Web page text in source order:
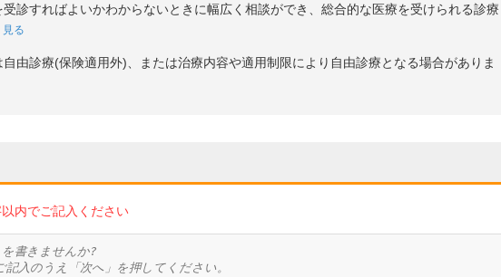
受診すればよいかわからないときに幅広く相談ができ、総合的な医療を受けられる診療
見る
自由診療(保険適用外)、または治療内容や適用制限により自由診療となる場合がありま
内でご記入ください